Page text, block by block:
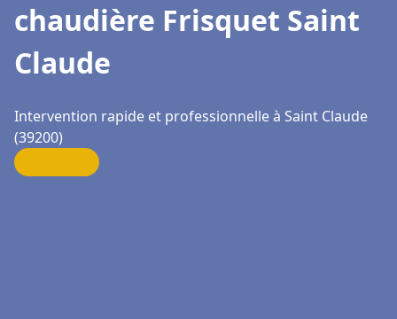
chaudière Frisquet Saint
Claude
Intervention rapide et professionnelle à Saint Claude
(39200)